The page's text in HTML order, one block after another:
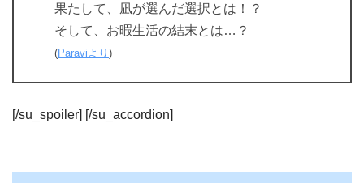
果たして、凪が選んだ選択とは！？
そして、お暇生活の結末とは…？
(Paraviより )
[/su_spoiler] [/su_accordion]